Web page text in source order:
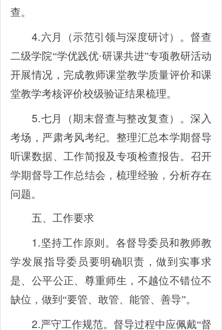
查。
4.六月（示范引领与深度研讨）。督查
二级学院“学优践优·研课共进”专项教研活动
开展情况，完成教师课堂教学质量评价和课
堂教学考核评价校级验证结果梳理。
5.七月（期末督查与整改复查）。深入
考场，严肃考风考纪。整理汇总本学期督导
听课数据、工作简报及专项检查报告。召开
学期督导工作总结会，梳理经验，分析存在
问题。
五、工作要求
1. 坚持工作原则。各督导委员和教师教
学发展指导委员要明确职责，做到实事求
是、公平公正、尊重师生，不越位不错位不
缺位，做到“要管、敢管、能管、善导”。
2.严守工作规范。督导过程中应佩戴“督